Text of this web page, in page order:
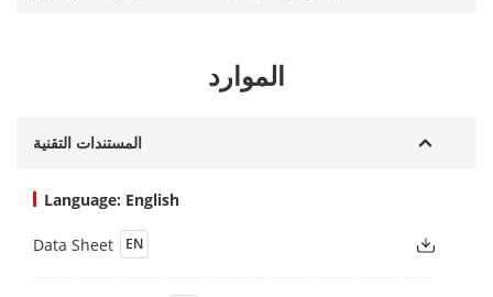
الموارد
المستندات التقنية
Language: English
Data Sheet EN